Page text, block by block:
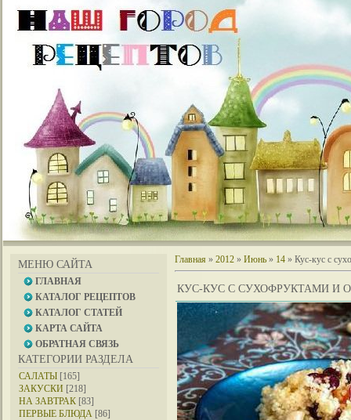
МЕНЮ САЙТА
ГЛАВНАЯ
КАТАЛОГ РЕЦЕПТОВ
КАТАЛОГ СТАТЕЙ
КАРТА САЙТА
ОБРАТНАЯ СВЯЗЬ
КАТЕГОРИИ РАЗДЕЛА
САЛАТЫ [165]
ЗАКУСКИ [218]
НА ЗАВТРАК [83]
ПЕРВЫЕ БЛЮДА [86]
Главная » 2012 » Июнь » 14 » Кус-кус с
КУС-КУС С СУХОФРУКТАМИ И